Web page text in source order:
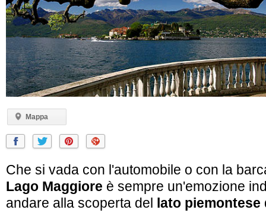
Mappa
Che si vada con l'automobile o con la
Lago Maggiore è sempre un'emozione
andare alla scoperta del lato piemontese